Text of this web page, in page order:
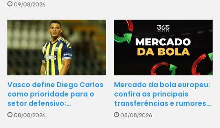
09/08/2026
Vasco define Diego Carlos
como prioridade para o
setor defensivo;…
08/08/2026
Mercado da bola europeu:
confira as principais
transferências e rumores…
08/08/2026